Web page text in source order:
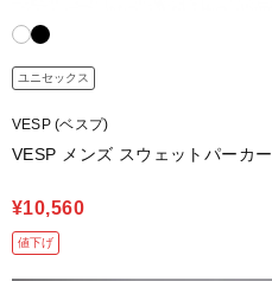
ユニセックス
VESP (ベスプ)
VESP メンズ スウェットパーカー
¥10,560
値下げ